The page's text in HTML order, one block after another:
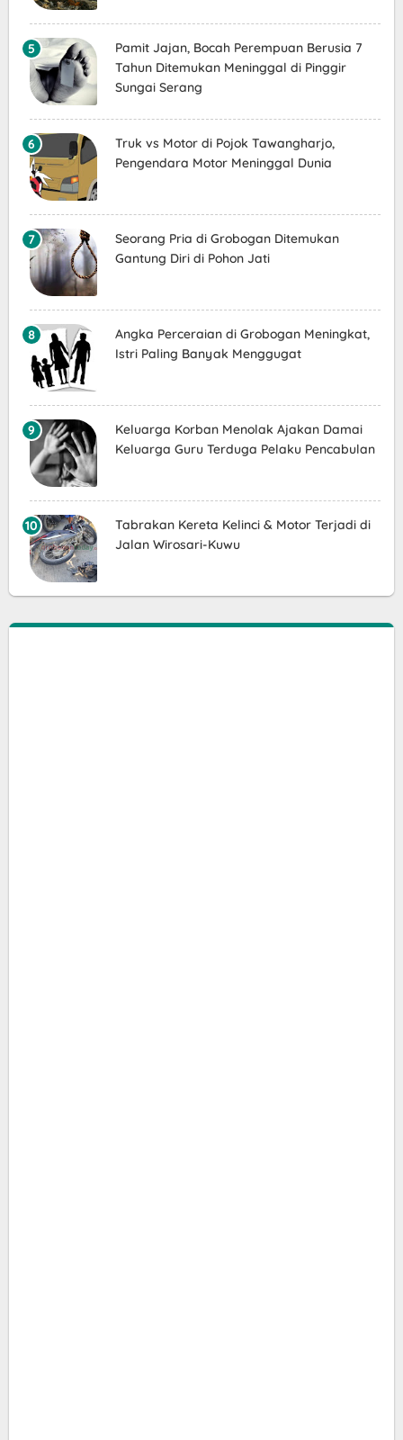
Pamit Jajan, Bocah Perempuan Berusia 7
Tahun Ditemukan Meninggal di Pinggir
Sungai Serang
Truk vs Motor di Pojok Tawangharjo,
Pengendara Motor Meninggal Dunia
Seorang Pria di Grobogan Ditemukan
Gantung Diri di Pohon Jati
Angka Perceraian di Grobogan Meningkat,
Istri Paling Banyak Menggugat
Keluarga Korban Menolak Ajakan Damai
Keluarga Guru Terduga Pelaku Pencabulan
Tabrakan Kereta Kelinci & Motor Terjadi di
Jalan Wirosari-Kuwu